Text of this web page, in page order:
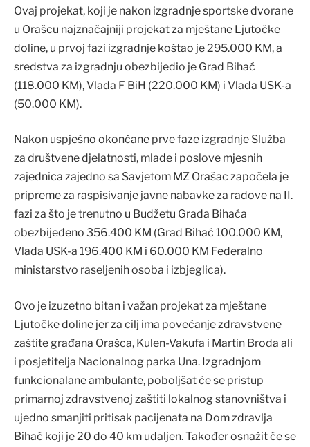
Ovaj projekat, koji je nakon izgradnje sportske dvorane
u Orašcu najznačajniji projekat za mještane Ljutočke
doline, u prvoj fazi izgradnje koštao je 295.000 KM, a
sredstva za izgradnju obezbijedio je Grad Bihać
(118.000 KM), Vlada F BiH (220.000 KM) i Vlada USK-a
(50.000 KM).
Nakon uspješno okončane prve faze izgradnje Služba
za društvene djelatnosti, mlade i poslove mjesnih
zajednica zajedno sa Savjetom MZ Orašac započela je
pripreme za raspisivanje javne nabavke za radove na II.
fazi za što je trenutno u Budžetu Grada Bihaća
obezbijeđeno 356.400 KM (Grad Bihać 100.000 KM,
Vlada USK-a 196.400 KM i 60.000 KM Federalno
ministarstvo raseljenih osoba i izbjeglica).
Ovo je izuzetno bitan i važan projekat za mještane
Ljutočke doline jer za cilj ima povećanje zdravstvene
zaštite građana Orašca, Kulen-Vakufa i Martin Broda ali
i posjetitelja Nacionalnog parka Una. Izgradnjom
funkcionalane ambulante, poboljšat će se pristup
primarnoj zdravstvenoj zaštiti lokalnog stanovništva i
ujedno smanjiti pritisak pacijenata na Dom zdravlja
Bihać koji je 20 do 40 km udaljen. Također osnažit će se